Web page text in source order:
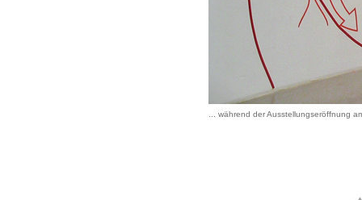
... während der Ausstellungseröffnung